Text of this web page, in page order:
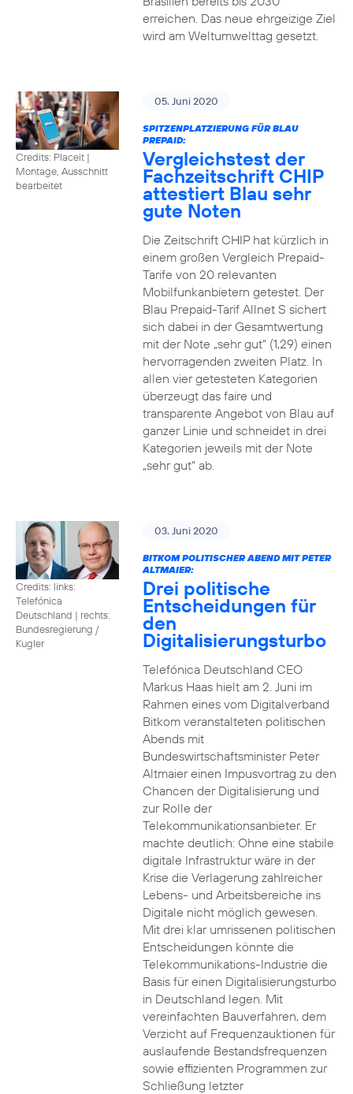
erreichen. Das neue ehrgeizige Ziel
wird am Weltumwelttag gesetzt.
Credits: Placeit |
Montage, Ausschnitt
bearbeitet
05. Juni 2020
SPITZENPLATZIERUNG FÜR BLAU
PREPAID:
Vergleichstest der
Fachzeitschrift CHIP
attestiert Blau sehr
gute Noten
Die Zeitschrift CHIP hat kürzlich in
einem großen Vergleich Prepaid-
Tarife von 20 relevanten
Mobilfunkanbietern getestet. Der
Blau Prepaid-Tarif Allnet S sichert
sich dabei in der Gesamtwertung
mit der Note „sehr gut“ (1,29) einen
hervorragenden zweiten Platz. In
allen vier getesteten Kategorien
überzeugt das faire und
transparente Angebot von Blau auf
ganzer Linie und schneidet in drei
Kategorien jeweils mit der Note
„sehr gut“ ab.
Credits: links:
Telefónica
Deutschland | rechts:
Bundesregierung /
Kugler
03. Juni 2020
BITKOM POLITISCHER ABEND MIT PETER
ALTMAIER:
Drei politische
Entscheidungen für
den
Digitalisierungsturbo
Telefónica Deutschland CEO
Markus Haas hielt am 2. Juni im
Rahmen eines vom Digitalverband
Bitkom veranstalteten politischen
Abends mit
Bundeswirtschaftsminister Peter
Altmaier einen Impusvortrag zu den
Chancen der Digitalisierung und
zur Rolle der
Telekommunikationsanbieter. Er
machte deutlich: Ohne eine stabile
digitale Infrastruktur wäre in der
Krise die Verlagerung zahlreicher
Lebens- und Arbeitsbereiche ins
Digitale nicht möglich gewesen.
Mit drei klar umrissenen politischen
Entscheidungen könnte die
Telekommunikations-Industrie die
Basis für einen Digitalisierungsturbo
in Deutschland legen. Mit
vereinfachten Bauverfahren, dem
Verzicht auf Frequenzauktionen für
auslaufende Bestandsfrequenzen
sowie effizienten Programmen zur
Schließung letzter